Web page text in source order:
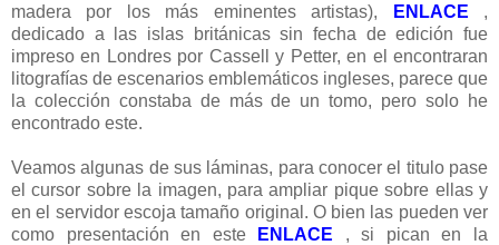
madera por los más eminentes artistas),
ENLACE ,
dedicado a las islas británicas sin fecha de edición fue
impreso en Londres por Cassell y Petter, en el encontraran
litografías de escenarios emblemáticos ingleses, parece que
la colección constaba de más de un tomo, pero solo he
encontrado este.
Veamos algunas de sus láminas, para conocer el titulo pase
el cursor sobre la imagen, para ampliar pique sobre ellas y
en el servidor escoja tamaño original. O bien las pueden ver
como presentación en este
ENLACE , si pican en la